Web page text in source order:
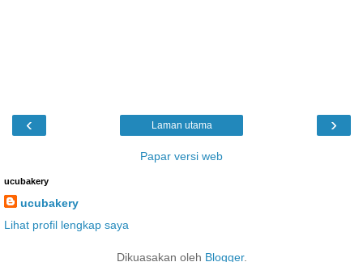
‹ ›
Laman utama
Papar versi web
ucubakery
ucubakery
Lihat profil lengkap saya
Dikuasakan oleh Blogger.